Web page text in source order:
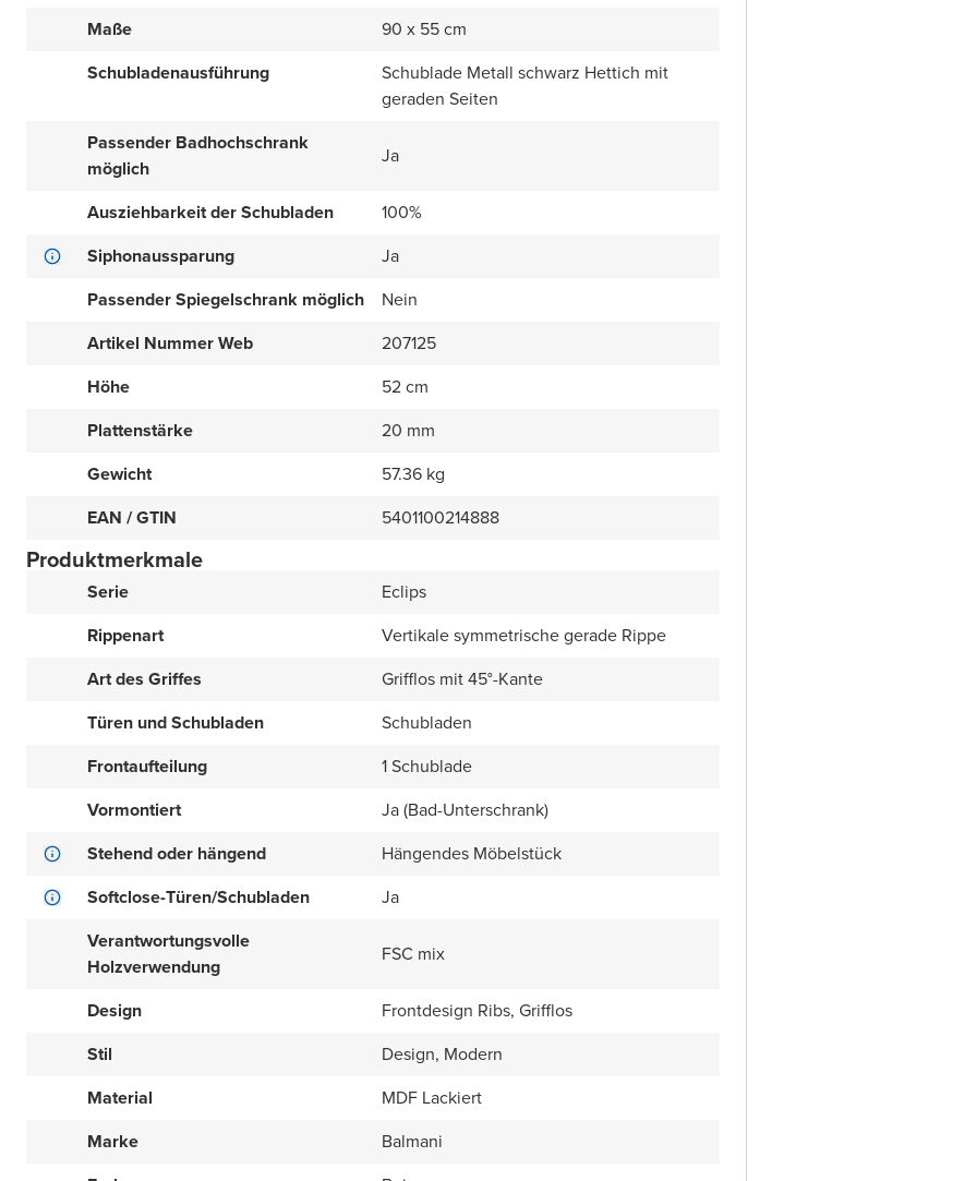
Maße
90 x 55 cm
Schubladenausführung
Schublade Metall schwarz Hettich mit
geraden Seiten
Passender Badhochschrank
möglich
Ja
Ausziehbarkeit der Schubladen
100%
Siphonaussparung
Ja
Passender Spiegelschrank möglich
Nein
Artikel Nummer Web
207125
Höhe
52 cm
Plattenstärke
20 mm
Gewicht
57.36 kg
EAN / GTIN
5401100214888
Produktmerkmale
Serie
Eclips
Rippenart
Vertikale symmetrische gerade Rippe
Art des Griffes
Grifflos mit 45°-Kante
Türen und Schubladen
Schubladen
Frontaufteilung
1 Schublade
Vormontiert
Ja (Bad-Unterschrank)
Stehend oder hängend
Hängendes Möbelstück
Softclose-Türen/Schubladen
Ja
Verantwortungsvolle
Holzverwendung
FSC mix
Design
Frontdesign Ribs, Grifflos
Stil
Design, Modern
Material
MDF Lackiert
Marke
Balmani